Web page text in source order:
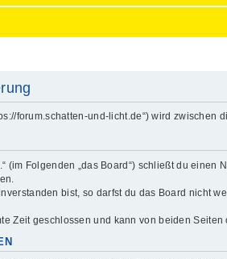
forum.schatten-und-licht.de“) wird
(im Folgenden „das Board“) schließt du
bist, so darfst du das Board nicht
Zeit geschlossen und kann von beiden